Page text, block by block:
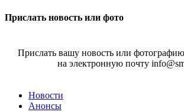
Прислать новость или фото
Прислать вашу новость или
на электронную почту
Новости
Анонсы